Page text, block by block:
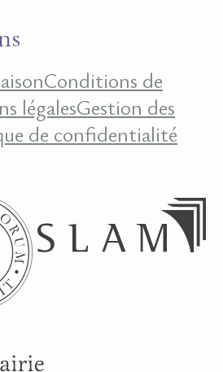
Conditions de
légalesGestion des
de confidentialité